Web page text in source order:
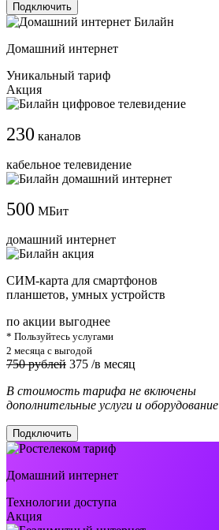
Подключить
Домашний интернет
Уникальный тариф
Акция
230 каналов
кабельное телевидение
500 МБит
домашний интернет
СИМ-карта для смартфонов
планшетов, умных устройств
по акции выгоднее
* Пользуйтесь услугами
2 месяца с выгодой
750 рублей 375 /в месяц
В стоимость тарифа не включены
дополнительные услуги и оборудование
Подключить
Домашний интернет
Технологии доступа
Акция